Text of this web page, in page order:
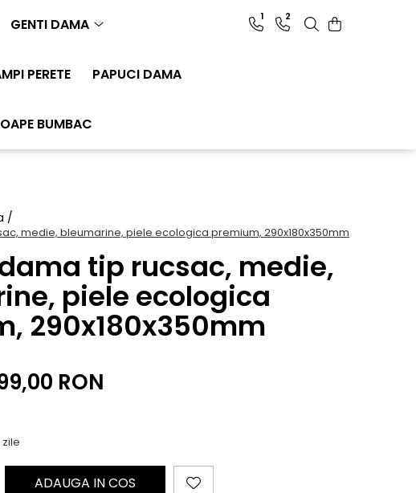
GENTI DAMA
PERETE PAPUCI DAMA
BUMBAC
1 2
/
medie, bleumarine, piele ecologica premium, 290x180x350mm
tip rucsac, medie,
piele ecologica
290x180x350mm
RON
zile
ADAUGA IN COS